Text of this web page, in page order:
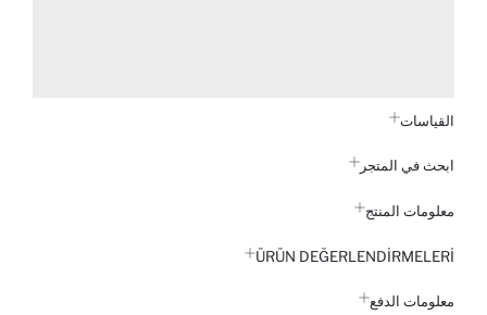
القياسات
ابحث في المتجر
معلومات المنتج
ÜRÜN DEĞERLENDİRMELERİ
معلومات الدفع